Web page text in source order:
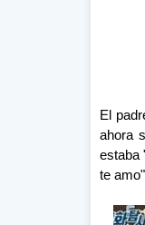
El
ahora
estaba
te